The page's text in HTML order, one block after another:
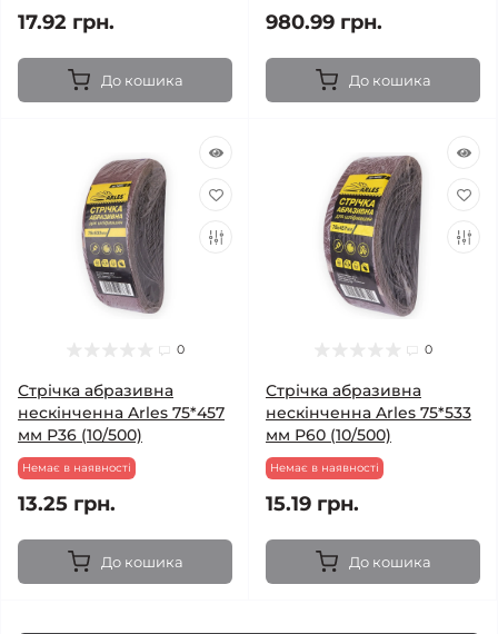
17.92 грн.
До кошика
980.99 грн.
До кошика
0
Стрічка абразивна
нескінченна Arles 75*457
мм Р36 (10/500)
Немає в наявності
13.25 грн.
До кошика
0
Стрічка абразивна
нескінченна Arles 75*533
мм Р60 (10/500)
Немає в наявності
15.19 грн.
До кошика